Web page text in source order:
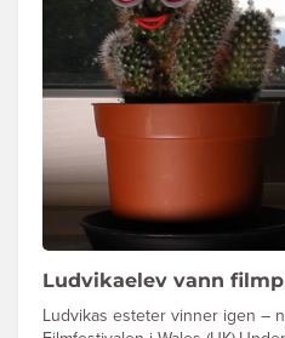
Ludvikaelev vann
Ludvikas esteter vinner igen –